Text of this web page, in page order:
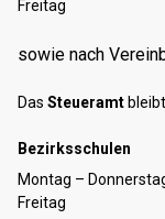
Freitag
sowie nach
Das Steueramt
Bezirksschulen
TagÖffnungszeiten
Montag –
Freitag